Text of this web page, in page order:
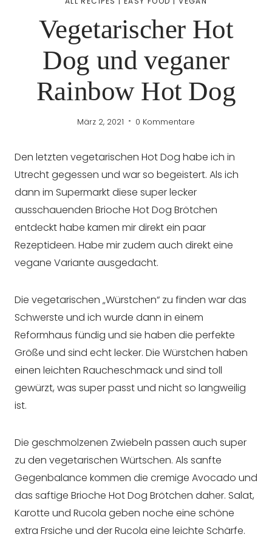
Vegetarischer Hot
Dog und veganer
Rainbow Hot Dog
März 2, 2021 0 Kommentare
Den letzten vegetarischen Hot Dog habe ich in
Utrecht gegessen und war so begeistert. Als ich
dann im Supermarkt diese super lecker
ausschauenden Brioche Hot Dog Brötchen
entdeckt habe kamen mir direkt ein paar
Rezeptideen. Habe mir zudem auch direkt eine
vegane Variante ausgedacht.
Die vegetarischen „Würstchen“ zu finden war das
Schwerste und ich wurde dann in einem
Reformhaus fündig und sie haben die perfekte
Größe und sind echt lecker. Die Würstchen haben
einen leichten Raucheschmack und sind toll
gewürzt, was super passt und nicht so langweilig
ist.
Die geschmolzenen Zwiebeln passen auch super
zu den vegetarischen Würtschen. Als sanfte
Gegenbalance kommen die cremige Avocado und
das saftige Brioche Hot Dog Brötchen daher. Salat,
Karotte und Rucola geben noche eine schöne
extra Frsiche und der Rucola eine leichte Schärfe.